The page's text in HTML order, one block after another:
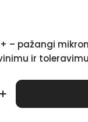
– pažangi
ir
Kiekį Geležis -
Padidinti Kiekį